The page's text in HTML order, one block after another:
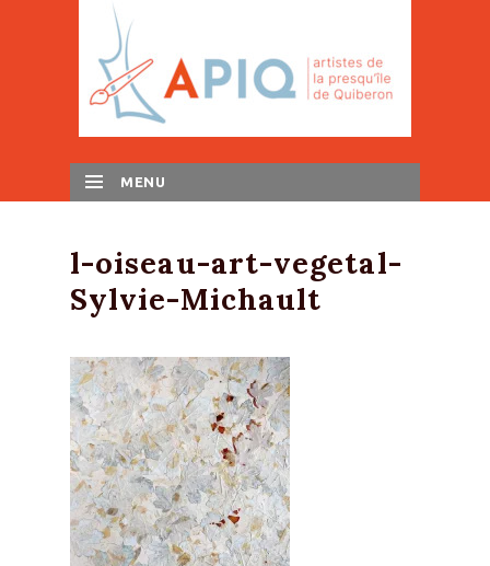
MENU
l-oiseau-art-vegetal-
Sylvie-Michault